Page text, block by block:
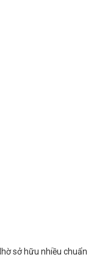
sở hữu nhiều chuẩn